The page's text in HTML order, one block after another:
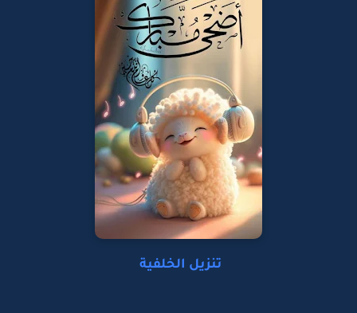
تنزيل الخلفية